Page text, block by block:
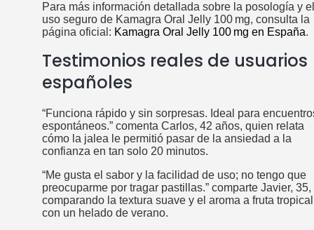
Para más información detallada sobre la posología y el
uso seguro de Kamagra Oral Jelly 100 mg, consulta la
página oficial: Kamagra Oral Jelly 100 mg en España.
Testimonios reales de usuarios
españoles
“Funciona rápido y sin sorpresas. Ideal para
espontáneos.” comenta Carlos, 42 años, quien relata
cómo la jalea le permitió pasar de la ansiedad a la
confianza en tan solo 20 minutos.
“Me gusta el sabor y la facilidad de uso; no tengo que
preocuparme por tragar pastillas.” comparte Javier, 35,
comparando la textura suave y el aroma a fruta tropical
con un helado de verano.